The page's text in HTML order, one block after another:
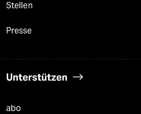
Stellen
Presse
Unterstützen
abo